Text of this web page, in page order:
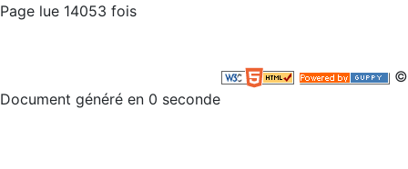
Page lue 14053 fois
©
Document généré en 0 seconde